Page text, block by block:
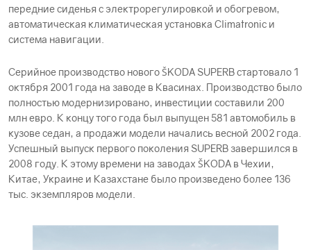
передние сиденья с электрорегулировкой и обогревом,
автоматическая климатическая установка Climatronic и
система навигации.
Серийное производство нового ŠKODА SUPERB стартовало 1
октября 2001 года на заводе в Квасинах. Производство было
полностью модернизировано, инвестиции составили 200
млн евро. К концу того года был выпущен 581 автомобиль в
кузове седан, а продажи модели начались весной 2002 года.
Успешный выпуск первого поколения SUPERB завершился в
2008 году. К этому времени на заводах ŠKODА в Чехии,
Китае, Украине и Казахстане было произведено более 136
тыс. экземпляров модели.